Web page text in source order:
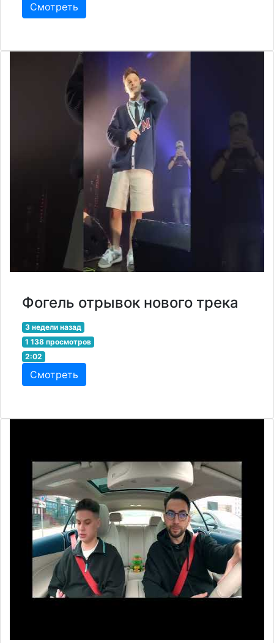
Смотреть
Фогель отрывок нового трека
3 недели назад
1 138 просмотров
2:02
Смотреть